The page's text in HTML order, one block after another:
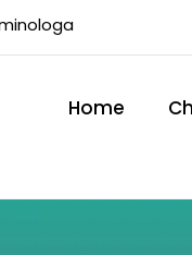
Home